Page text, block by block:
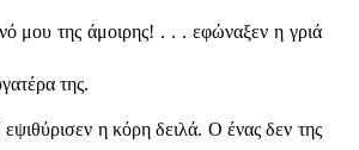
μου της άμοιρης! . . . εφώναξεν η γριά
της.
η κόρη δειλά. Ο ένας δεν της